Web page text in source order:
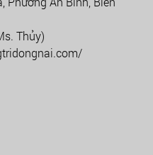
Thủy)